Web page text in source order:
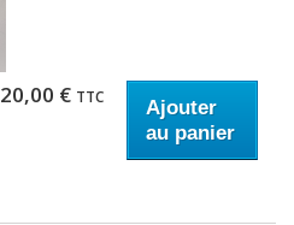
20,00 € TTC
Ajouter
au panier